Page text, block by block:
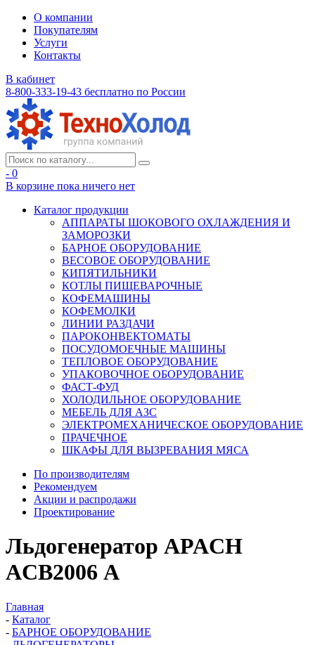
О компании
Покупателям
Услуги
Контакты
В кабинет
8-800-333-19-43 бесплатно по России
- 0
В корзине пока ничего нет
Каталог продукции
АППАРАТЫ ШОКОВОГО ОХЛАЖДЕНИЯ И
ЗАМОРОЗКИ
БАРНОЕ ОБОРУДОВАНИЕ
ВЕСОВОЕ ОБОРУДОВАНИЕ
КИПЯТИЛЬНИКИ
КОТЛЫ ПИЩЕВАРОЧНЫЕ
КОФЕМАШИНЫ
КОФЕМОЛКИ
ЛИНИИ РАЗДАЧИ
ПАРОКОНВЕКТОМАТЫ
ПОСУДОМОЕЧНЫЕ МАШИНЫ
ТЕПЛОВОЕ ОБОРУДОВАНИЕ
УПАКОВОЧНОЕ ОБОРУДОВАНИЕ
ФАСТ-ФУД
ХОЛОДИЛЬНОЕ ОБОРУДОВАНИЕ
МЕБЕЛЬ ДЛЯ АЗС
ЭЛЕКТРОМЕХАНИЧЕСКОЕ ОБОРУДОВАНИЕ
ПРАЧЕЧНОЕ
ШКАФЫ ДЛЯ ВЫЗРЕВАНИЯ МЯСА
По производителям
Рекомендуем
Акции и распродажи
Проектирование
Льдогенератор APACH
ACB2006 А
Главная
- Каталог
- БАРНОЕ ОБОРУДОВАНИЕ